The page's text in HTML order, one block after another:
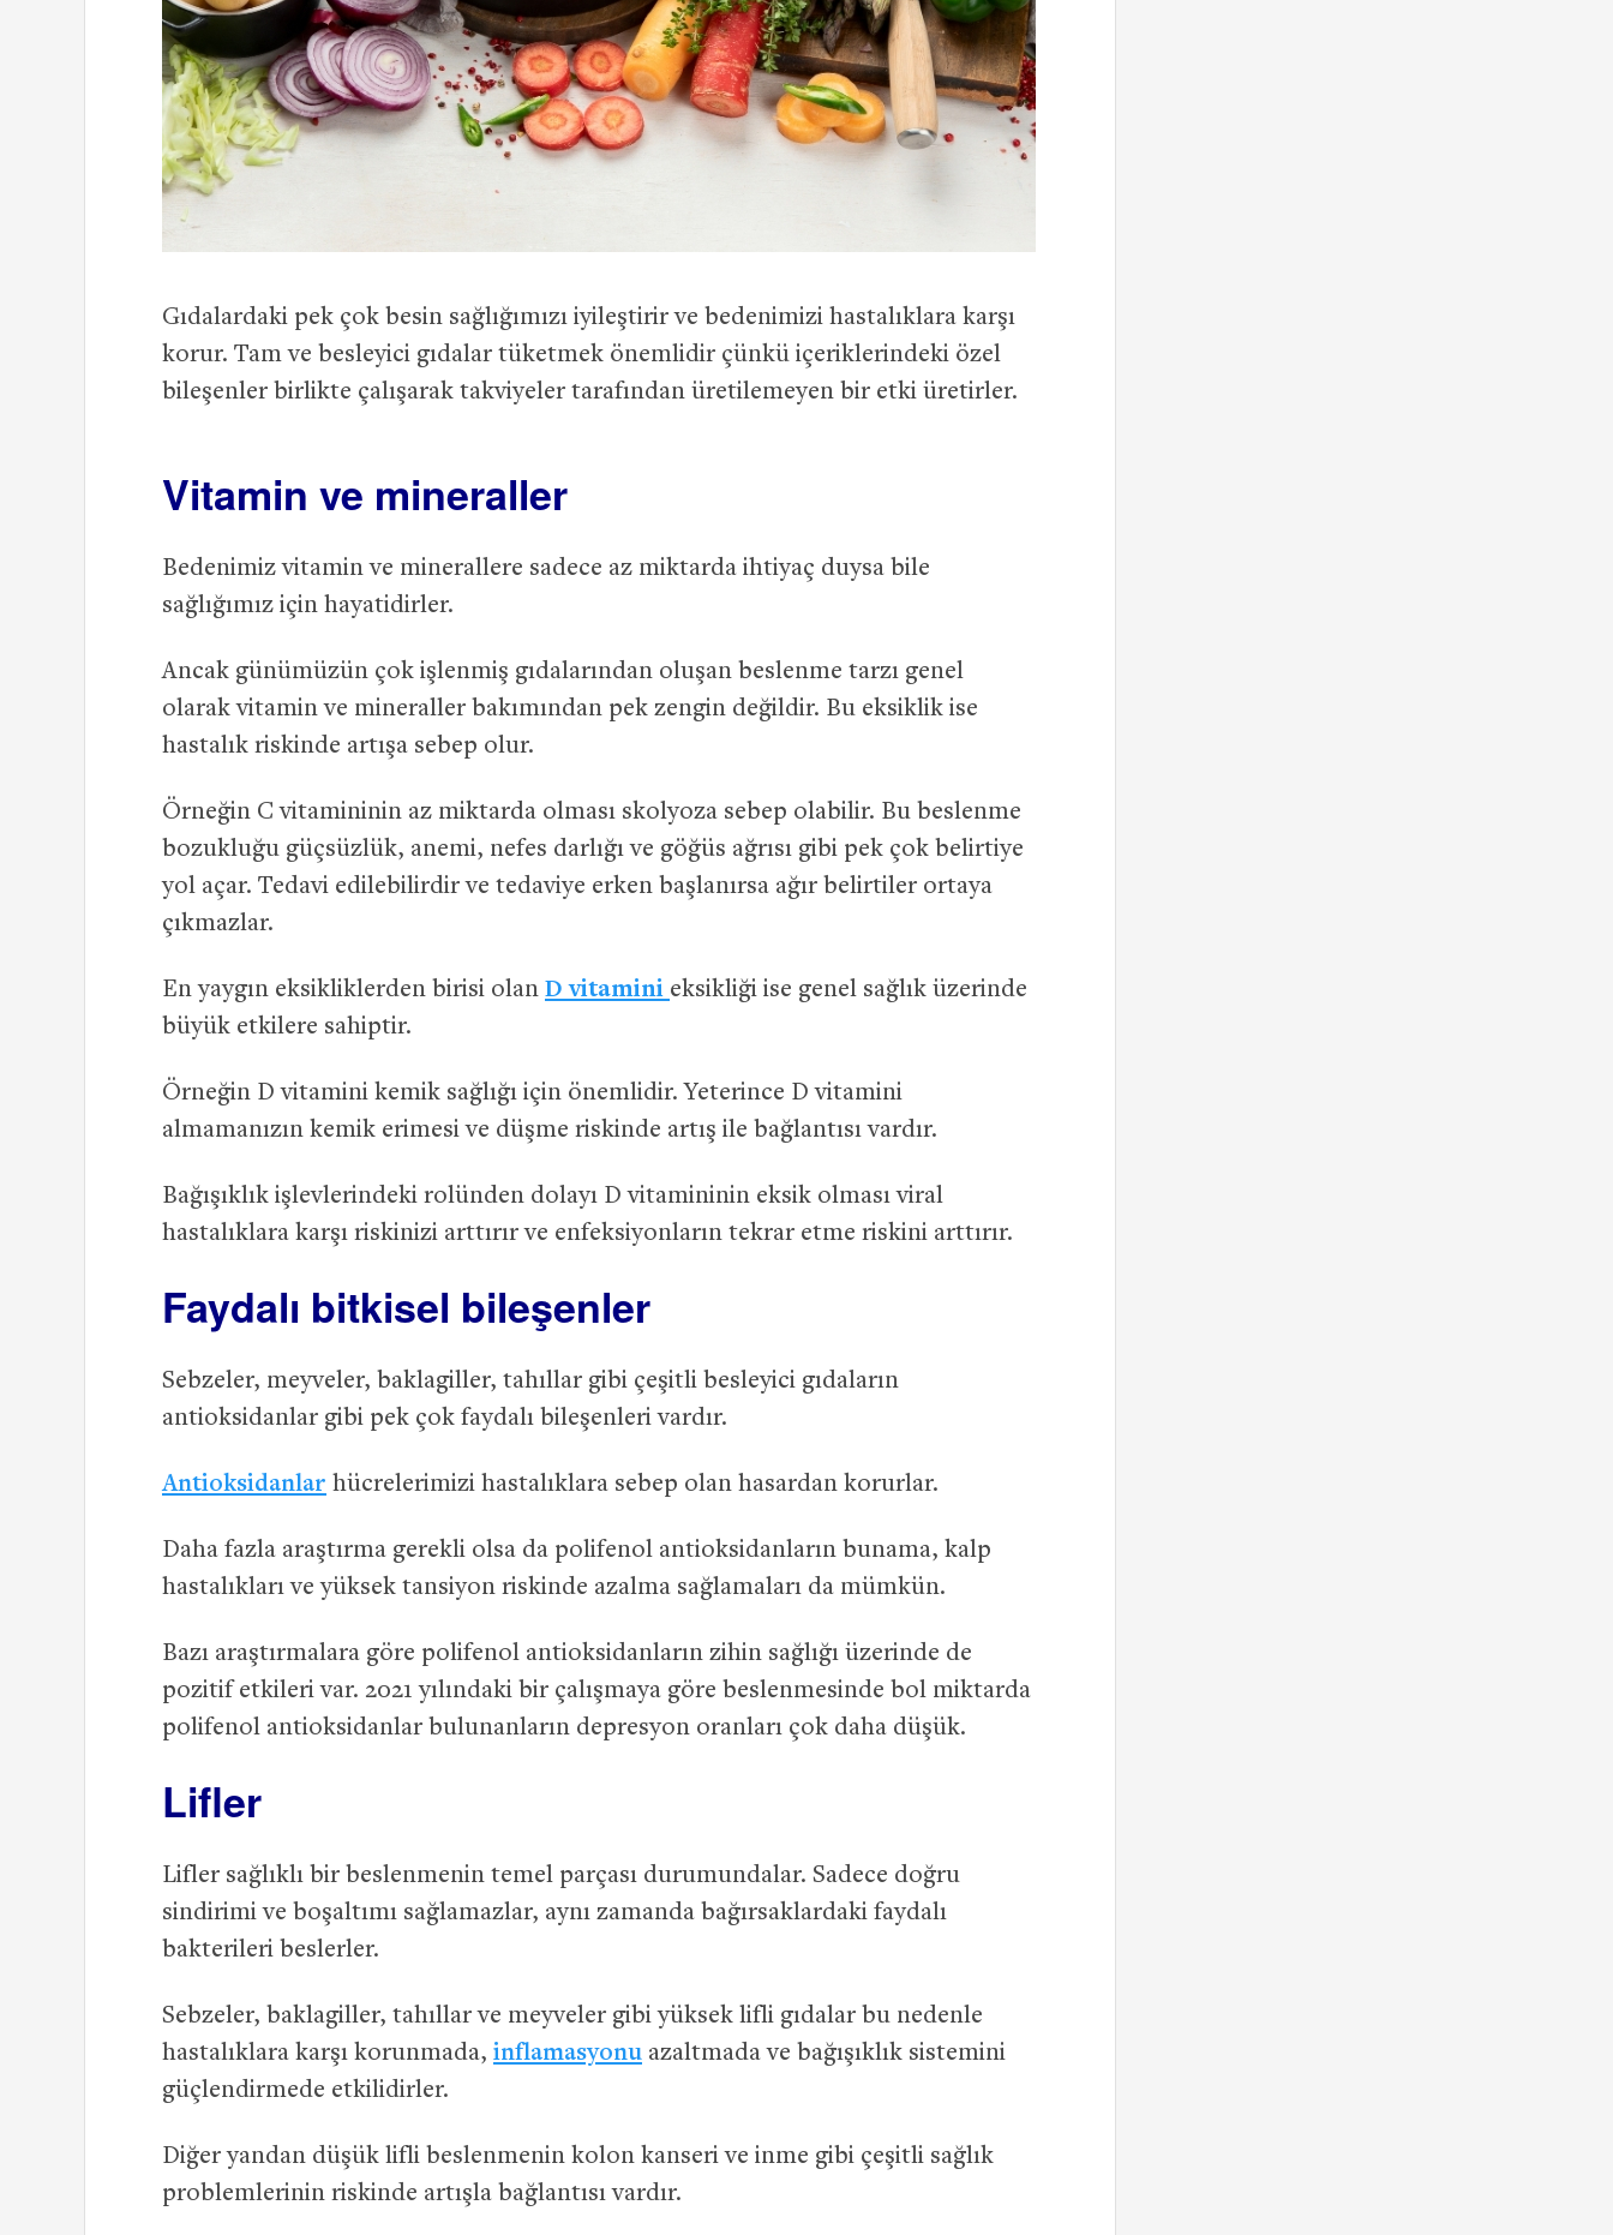
Gıdalardaki pek çok besin sağlığımızı iyileştirir ve bedenimizi hastalıklara karşı
korur. Tam ve besleyici gıdalar tüketmek önemlidir çünkü içeriklerindeki özel
bileşenler birlikte çalışarak takviyeler tarafından üretilemeyen bir etki üretirler.
Vitamin ve mineraller
Bedenimiz vitamin ve minerallere sadece az miktarda ihtiyaç duysa bile
sağlığımız için hayatidirler.
Ancak günümüzün çok işlenmiş gıdalarından oluşan beslenme tarzı genel
olarak vitamin ve mineraller bakımından pek zengin değildir. Bu eksiklik ise
hastalık riskinde artışa sebep olur.
Örneğin C vitamininin az miktarda olması skolyoza sebep olabilir. Bu beslenme
bozukluğu güçsüzlük, anemi, nefes darlığı ve göğüs ağrısı gibi pek çok belirtiye
yol açar. Tedavi edilebilirdir ve tedaviye erken başlanırsa ağır belirtiler ortaya
çıkmazlar.
En yaygın eksikliklerden birisi olan D vitamini eksikliği ise genel sağlık üzerinde
büyük etkilere sahiptir.
Örneğin D vitamini kemik sağlığı için önemlidir. Yeterince D vitamini
almamanızın kemik erimesi ve düşme riskinde artış ile bağlantısı vardır.
Bağışıklık işlevlerindeki rolünden dolayı D vitamininin eksik olması viral
hastalıklara karşı riskinizi arttırır ve enfeksiyonların tekrar etme riskini arttırır.
Faydalı bitkisel bileşenler
Sebzeler, meyveler, baklagiller, tahıllar gibi çeşitli besleyici gıdaların
antioksidanlar gibi pek çok faydalı bileşenleri vardır.
Antioksidanlar hücrelerimizi hastalıklara sebep olan hasardan korurlar.
Daha fazla araştırma gerekli olsa da polifenol antioksidanların bunama, kalp
hastalıkları ve yüksek tansiyon riskinde azalma sağlamaları da mümkün.
Bazı araştırmalara göre polifenol antioksidanların zihin sağlığı üzerinde de
pozitif etkileri var. 2021 yılındaki bir çalışmaya göre beslenmesinde bol miktarda
polifenol antioksidanlar bulunanların depresyon oranları çok daha düşük.
Lifler
Lifler sağlıklı bir beslenmenin temel parçası durumundalar. Sadece doğru
sindirimi ve boşaltımı sağlamazlar, aynı zamanda bağırsaklardaki faydalı
bakterileri beslerler.
Sebzeler, baklagiller, tahıllar ve meyveler gibi yüksek lifli gıdalar bu nedenle
hastalıklara karşı korunmada, inflamasyonu azaltmada ve bağışıklık sistemini
güçlendirmede etkilidirler.
Diğer yandan düşük lifli beslenmenin kolon kanseri ve inme gibi çeşitli sağlık
problemlerinin riskinde artışla bağlantısı vardır.